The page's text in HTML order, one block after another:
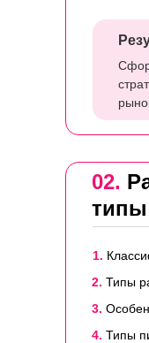
02.
типы
1.
2. Типы
3.
4. Типы